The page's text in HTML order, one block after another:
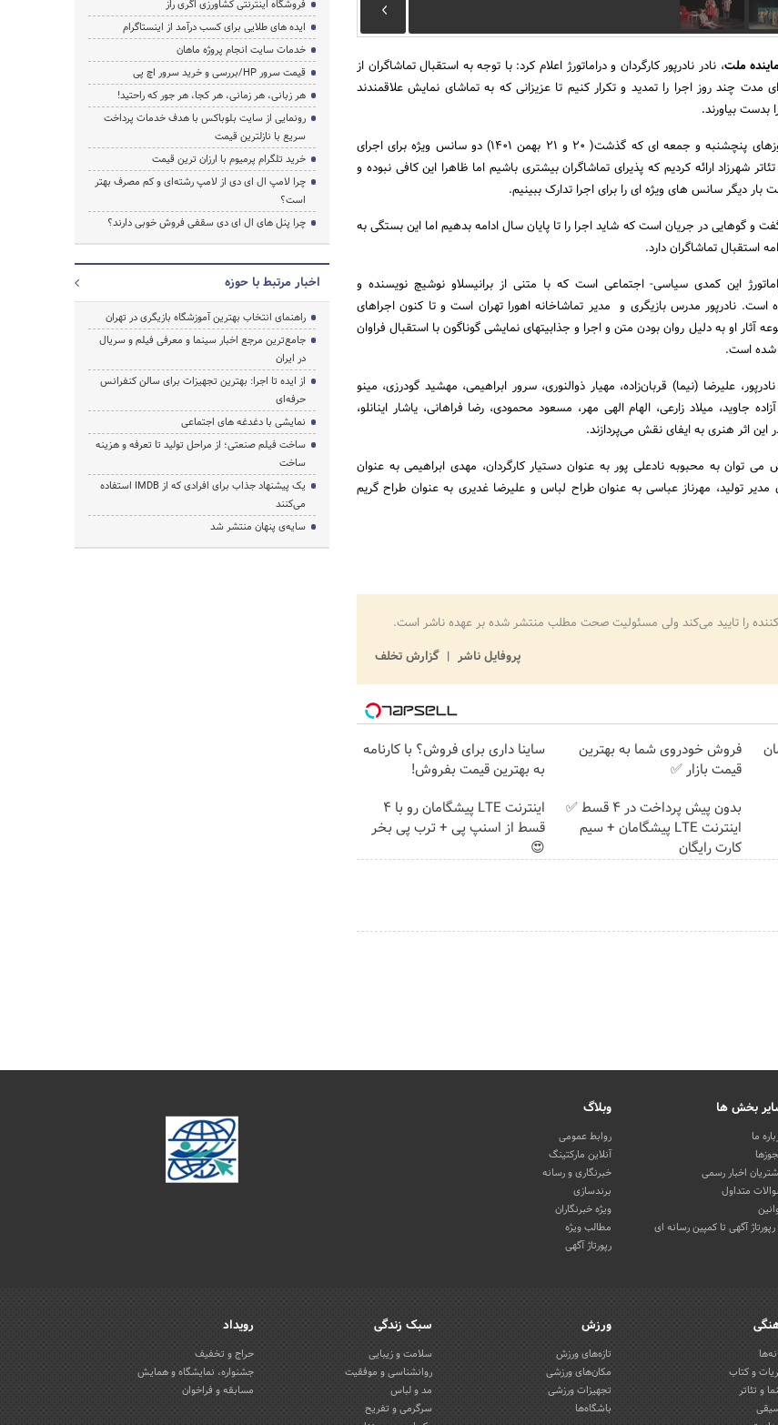
ملت، نادر نادرپور کارگردان و دراماتورژ اعلام کرد: با توجه به استقبال تماشاگران از
مدت چند روز اجرا را تمدید و تکرار کنیم تا عزیزانی که به تماشای نمایش علاقمندند
بدست بیاورند.
نادرپور در ادامه افزود: البته در روزهای پنچشنبه و جمعه ای که گذشت( 20 و 21 بهمن 1401) دو سانس ویژه برای اجرای
نفره پردیس تئاتر شهرزاد ارائه کردیم که پذیرای تماشاگران بیشتری باشیم اما ظاهرا این کافی نبوده و
دیگر سانس های ویژه ای را برای اجرا تدارک ببینیم.
و گوهایی در جریان است که شاید اجرا را تا پایان سال ادامه بدهیم اما این بستگی به
استقبال تماشاگران دارد.
این کمدی سیاسی- اجتماعی است که با متنی از برانیسلاو نوشیچ نویسنده و
نادرپور مدرس بازیگری و مدیر تماشاخانه اهورا تهران است و تا کنون اجراهای
آثار او به دلیل روان بودن متن و اجرا و جذابیت­های نمایشی گوناگون با استقبال فراوان
شده است.
علیرضا ‌(نیما) ‌قربان‌زاده، مهیار ‌ذوالنوری، سرور ابراهیمی، مهشید ‌گودرزی، مینو
‌جاوید، میلاد زارعی، الهام الهی مهر، مسعود محمودی، رضا ‌فراهانی، یاشار اینانلو،
اثر هنری به ایفای نقش می‌پردازند.
می توان به محبوبه نادعلی پور به عنوان دستیار کارگردان، مهدی ابراهیمی به عنوان
مدیر تولید، مهرناز عباسی به عنوان طراح لباس و علیرضا غدیری به عنوان طراح گریم
را تایید می‌کند ولی مسئولیت صحت مطلب منتشر شده بر عهده ناشر است.
پروفایل ناشر
گزارش تخلف
فروش خودروی شما به بهترین
قیمت بازار ✅
ساینا داری برای فروش؟ با کارنامه
به بهترین قیمت بفروش!
بدون پیش پرداخت در 4 قسط ✅
اینترنت LTE پیشگامان + سیم
کارت رایگان
اینترنت LTE پیشگامان رو با 4
قسط از اسنپ پی + ترب پی بخر
😍
فروشگاه اینترنتی کشاورزی اگری راز
ایده های طلایی برای کسب درآمد از اینستاگرام
خدمات سایت انجام پروژه ماهان
قیمت سرور HP/بررسی و خرید سرور اچ پی
هر زبانی، هر زمانی، هر کجا، هر جور که راحتید!
رونمایی از سایت بلوباکس با هدف خدمات پرداخت
سریع با نازلترین قیمت
خرید تلگرام پرمیوم با ارزان ترین قیمت
چرا لامپ ال ای دی از لامپ رشته‌ای و کم مصرف بهتر
است؟
چرا پنل های ال ای دی سقفی فروش خوبی دارند؟
اخبار مرتبط با حوزه
راهنمای انتخاب بهترین آموزشگاه بازیگری در تهران
جامع‌ترین مرجع اخبار سینما و معرفی فیلم و سریال
در ایران
از ایده تا اجرا: بهترین تجهیزات برای سالن کنفرانس
حرفه‌ای
نمایشی با دغدغه های اجتماعی
ساخت فیلم صنعتی؛ از مراحل تولید تا تعرفه و هزینه
ساخت
یک پیشنهاد جذاب برای افرادی که از IMDB استفاده
می‌کنند
سایه‌ی پنهان منتشر شد
بخش ها
ما
اخبار رسمی
متداول
رپورتاژ آگهی تا کمپین رسانه ای
وبلاگ
روابط عمومی
آنلاین مارکتینگ
خبرنگاری و رسانه
برندسازی
ویژه خبرنگاران
مطالب ویژه
رپورتاژ آگهی
و کتاب
و تئاتر
ورزش
تازه‌های ورزش
مکان‌های ورزشی
تجهیزات ورزشی
باشگاه‌ها
سبک زندگی
سلامت و زیبایی
روانشناسی و موفقیت
مد و لباس
سرگرمی و تفریح
رویداد
حراج و تخفیف
جشنواره، نمایشگاه و همایش
مسابقه و فراخوان